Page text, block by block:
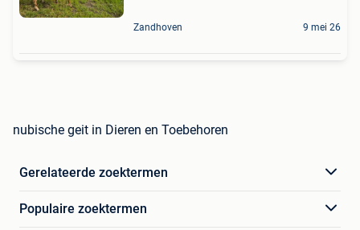
Zandhoven 9 mei 26
nubische geit in Dieren en Toebehoren
Gerelateerde zoektermen
Populaire zoektermen